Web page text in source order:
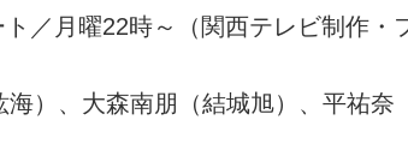
／月曜22時～（関西テレビ制作・
海）、大森南朋（結城旭）、平祐奈